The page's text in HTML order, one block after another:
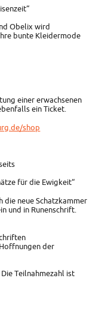
Obelix wird
bunte Kleidermode
einer erwachsenen
ein Ticket.
shop
für die Ewigkeit“
neue Schatzkammer
und in Runenschrift.
der
Teilnahmezahl ist